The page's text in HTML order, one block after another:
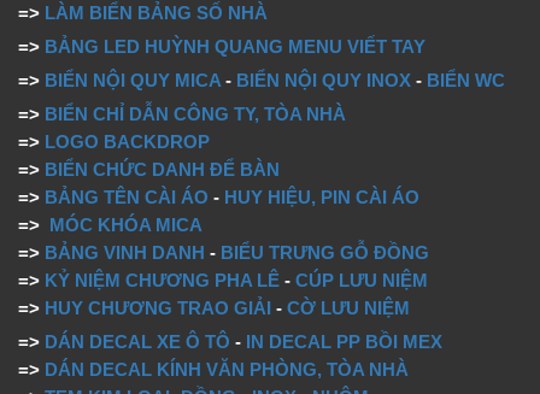
=> LÀM BIỂN BẢNG SỐ NHÀ
=> BẢNG LED HUỲNH QUANG MENU VIẾT TAY
=> BIỂN NỘI QUY MICA - BIỂN NỘI QUY INOX - BIỂN WC
=> BIỂN CHỈ DẪN CÔNG TY, TÒA NHÀ
=> LOGO BACKDROP
=> BIỂN CHỨC DANH ĐỂ BÀN
=> BẢNG TÊN CÀI ÁO - HUY HIỆU, PIN CÀI ÁO
=> MÓC KHÓA MICA
=> BẢNG VINH DANH - BIỂU TRƯNG GỖ ĐỒNG
=> KỶ NIỆM CHƯƠNG PHA LÊ - CÚP LƯU NIỆM
=> HUY CHƯƠNG TRAO GIẢI - CỜ LƯU NIỆM
=> DÁN DECAL XE Ô TÔ - IN DECAL PP BỒI MEX
=> DÁN DECAL KÍNH VĂN PHÒNG, TÒA NHÀ